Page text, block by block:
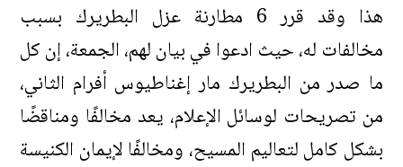
هذا وقد قرر 6 مطارنة عزل البطريرك بسبب
مخالفات له، حيث ادعوا في بيان لهم، الجمعة، إن كل
ما صدر من البطريرك مار إغناطيوس أفرام الثاني،
من تصريحات لوسائل الإعلام، يعد مخالفًا ومناقضًا
بشكل كامل لتعاليم المسيح، ومخالفًا لإيمان الكنيسة